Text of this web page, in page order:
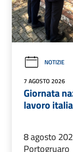
NOTIZIE
7 AGOSTO 2026
Giornata
lavoro
8 agosto
Portogruaro